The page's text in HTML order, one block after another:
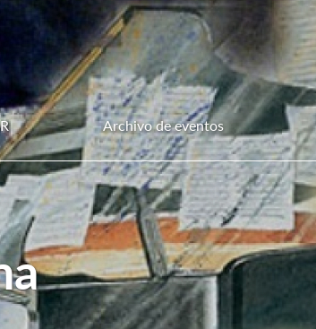
Archivo de eventos